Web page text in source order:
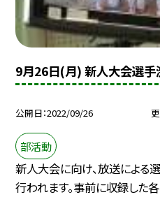
9月26日(月) 新人大会選手
公開日 2022/09/26
部活動
新人大会に向け、放送による
行われます。事前に収録した